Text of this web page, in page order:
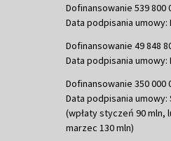
Dofinansowanie 539 800
Data podpisania umowy:
Dofinansowanie 49 848
Data podpisania umowy:
Dofinansowanie 350 000
Data podpisania umowy:
(wpłaty styczeń 90 mln,
marzec 130 mln)